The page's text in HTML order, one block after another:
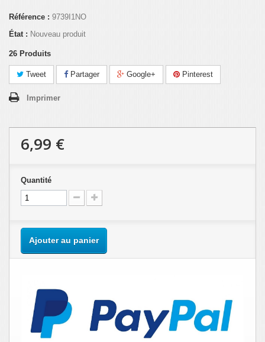
Référence : 9739I1NO
État : Nouveau produit
26 Produits
Tweet Partager Google+ Pinterest
Imprimer
6,99 €
Quantité
Ajouter au panier